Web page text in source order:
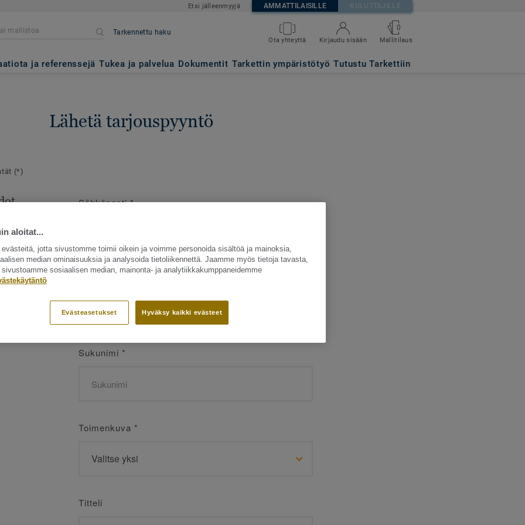
Etsi jälleenmyyjä AMMATTILAISILLE KULUTTAJILLE
Tarkennettu haku
Ota yhteyttä Kirjaudu sisään
0
Mallitilaus
ja referenssejä Tukea ja palvelua Dokumentit Tarkettin ympäristötyö Tutustu Tarkettiin
Lähetä tarjouspyyntö
(*)
Sähköposti*
*
Sukunimi *
Toimenkuva *
Titteli
aloitat...
evästeitä, jotta sivustomme toimii oikein ja voimme personoida sisältöä ja mainoksia,
median ominaisuuksia ja analysoida tietoliikennettä. Jaamme myös tietoja tavasta,
sosiaalisen median, mainonta- ja analytiikkakumppaneidemme
Hyväksy kaikki evästeet
Evästeasetukset